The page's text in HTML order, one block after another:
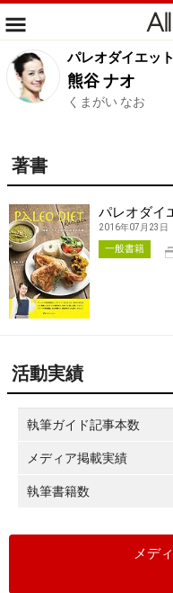
パレオダイエット
熊谷 ナオ
くまがい なお
著書
パレオダイ
2016年07月23日
一般書籍
活動実績
執筆ガイド記事本数
メディア掲載実績
執筆書籍数
メデ